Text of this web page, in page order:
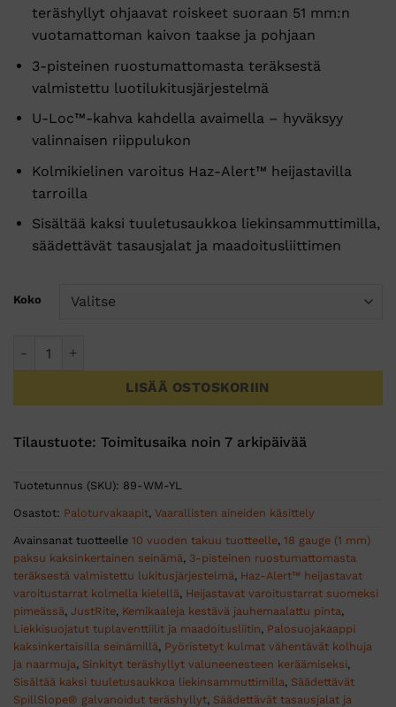
teräshyllyt ohjaavat roiskeet suoraan 51 mm:n
vuotamattoman kaivon taakse ja pohjaan
3-pisteinen ruostumattomasta teräksestä
valmistettu luotilukitusjärjestelmä
U-Loc™-kahva kahdella avaimella – hyväksyy
valinnaisen riippulukon
Kolmikielinen varoitus Haz-Alert™ heijastavilla
tarroilla
Sisältää kaksi tuuletusaukkoa liekinsammuttimilla,
säädettävät tasausjalat ja maadoitusliittimen
Koko
LISÄÄ OSTOSKORIIN
Tilaustuote: Toimitusaika noin 7 arkipäivää
Tuotetunnus (SKU): 89-WM-YL
Osastot: Paloturvakaapit, Vaarallisten aineiden käsittely
Avainsanat tuotteelle 10 vuoden takuu tuotteelle, 18 gauge (1 mm)
paksu kaksinkertainen seinämä, 3-pisteinen ruostumattomasta
teräksestä valmistettu lukitusjärjestelmä, Haz-Alert™ heijastavat
varoitustarrat kolmella kielellä, Heijastavat varoitustarrat suomeksi
pimeässä, JustRite, Kemikaaleja kestävä jauhemaalattu pinta,
Liekkisuojatut tuplaventtiilit ja maadoitusliitin, Palosuojakaappi
kaksinkertaisilla seinämillä, Pyöristetyt kulmat vähentävät kolhuja
ja naarmuja, Sinkityt teräshyllyt valuneenesteen keräämiseksi,
Sisältää kaksi tuuletusaukkoa liekinsammuttimilla, Säädettävät
SpillSlope® galvanoidut teräshyllyt, Säädettävät tasausjalat ja